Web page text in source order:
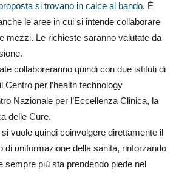
si trovano in calce al bando. È
le aree in cui si intende collaborare
mezzi. Le richieste saranno valutate da
collaboreranno quindi con due istituti di
Centro per l’health technology
Nazionale per l’Eccellenza Clinica, la
delle Cure.
vuole quindi coinvolgere direttamente il
di uniformazione della sanità, rinforzando
sempre più sta prendendo piede nel